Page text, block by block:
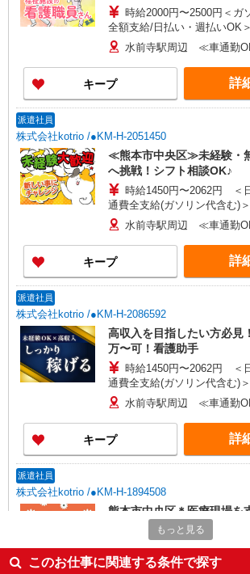
時給2000円〜2500円＜ガ
全額支給/日払い・週払いOK＞
水前寺駅周辺 ≪車通勤
キープ 詳
派遣社員
株式会社kotrio /●KM-H-2051450
≪熊本市中央区≫未経験・
へ挑戦！シフト相談OK♪
時給1450円〜2062円 ＜
通費全支給(ガソリン代含む)＞
水前寺駅周辺 ≪車通勤
キープ 詳
派遣社員
株式会社kotrio /●KM-H-2086592
高収入を目指したい方必見
万〜可！看護助手
時給1450円〜2062円 ＜
通費全支給(ガソリン代含む)＞
水前寺駅周辺 ≪車通勤
キープ 詳
派遣社員
株式会社kotrio /●KM-H-1894508
熊本市中央区＊医療現場を
しい高時給◎研修あり
時給1450円〜2062円 ＜
通費全支給(ガソリン代含む)＞
もっと見る
このお仕事に関連する条件で探す